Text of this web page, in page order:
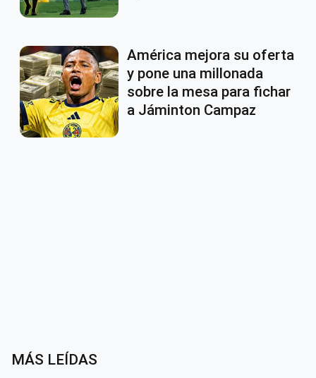
América mejora su oferta
y pone una millonada
sobre la mesa para fichar
a Jáminton Campaz
MÁS LEÍDAS